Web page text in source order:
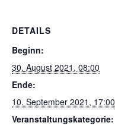
DETAILS
Beginn:
30. August 2021, 08:00
Ende:
10. September 2021, 17:00
Veranstaltungskategorie: